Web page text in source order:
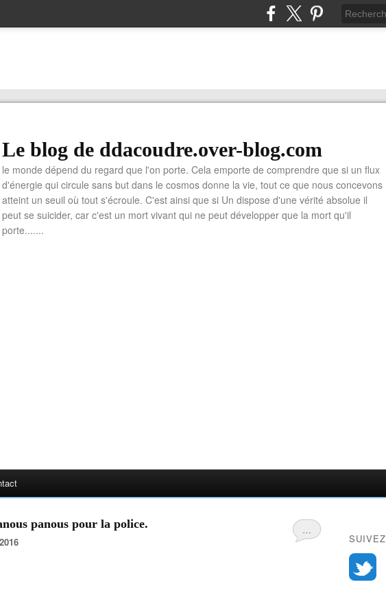
Le blog de ddacoudre.over-blog.com
le monde dépend du regard que l'on porte. Cela emporte de comprendre que si un flux
d'énergie qui circule sans but dans le cosmos donne la vie, tout ce que nous concevons
atteint un seuil où tout s'écroule. C'est ainsi que si Un dispose d'une vérité absolue il
peut se suicider, car c'est un mort vivant qui ne peut développer que la mort qu'il
porte.......
…
panous pour la police.